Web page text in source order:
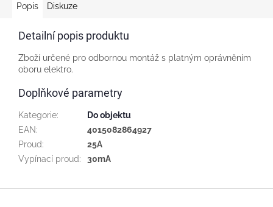
Popis Diskuze
Detailní popis produktu
Zboží určené pro odbornou montáž s platným oprávněním
oboru elektro.
Doplňkové parametry
Kategorie:
Do objektu
EAN:
4015082864927
Proud:
25A
Vypínací proud: 30mA